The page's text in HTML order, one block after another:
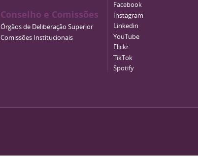
Conselho e Comissões
Órgãos de Deliberação Superior
Comissões Institucionais
Facebook
Instagram
Linkedin
YouTube
Flickr
TikTok
Spotify